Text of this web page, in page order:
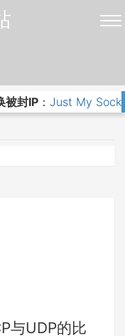
被封IP ： Just My
与UDP的比